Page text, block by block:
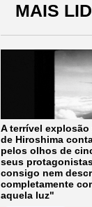
MAIS
A terrível explosão
de Hiroshima
pelos olhos de
seus
consigo nem
completamente
aquela luz"